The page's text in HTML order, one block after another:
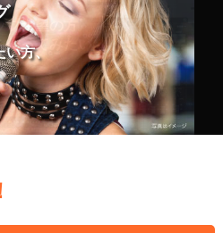
プ希望の方
作ってみたい
い方、